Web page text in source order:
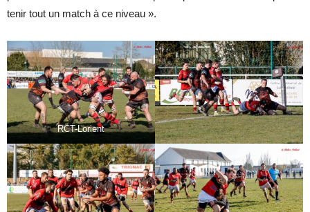
tenir tout un match à ce niveau ».
RCT-Lorient